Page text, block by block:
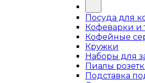
Посуда для
Кофеварки и
Кофейные
Кружки
Наборы для
Пиалы
Подставка